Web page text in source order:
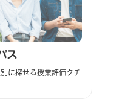
に探せる授業評価クチ